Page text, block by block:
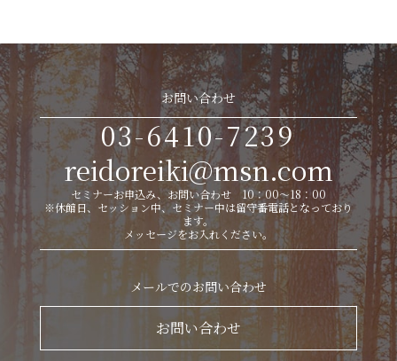
お問い合わせ
03-6410-7239
reidoreiki@msn.com
セミナーお申込み、お問い合わせ 10：00～18：00
※休館日、セッション中、セミナー中は留守番電話となっており
ます。
メッセージをお入れください。
メールでのお問い合わせ
お問い合わせ